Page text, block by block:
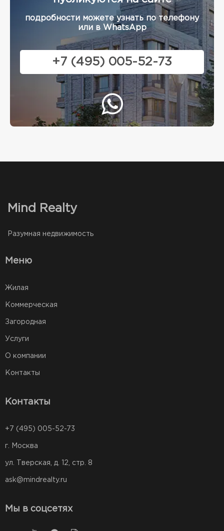
подробности можете узнать по телефону
или в WhatsApp
+7 (495) 005-52-73
Mind Realty
Разумная недвижимость
Меню
Жилая
Коммерческая
Загородная
Услуги
О компании
Контакты
Контакты
+7 (495) 005-52-73
г. Москва
ул. Тверская, д. 12, стр. 8
ask@mindrealty.ru
Мы в соцсетях